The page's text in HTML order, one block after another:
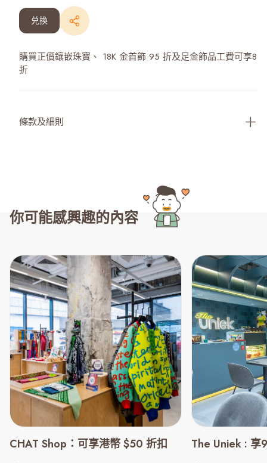
兑換
購買正價鑲嵌珠寶、 18K 金首飾 95 折及足金飾品工費可享8
折
條款及細則
你可能感興趣的內容
CHAT Shop：可享港幣 $50 折扣 The Uniek : 享